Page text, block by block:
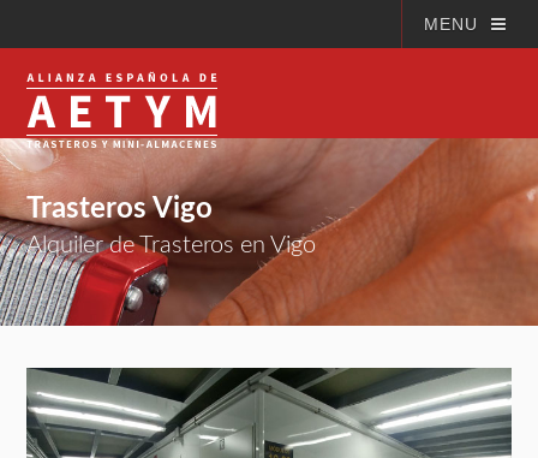
MENU
Trasteros Vigo
Alquiler de Trasteros en Vigo